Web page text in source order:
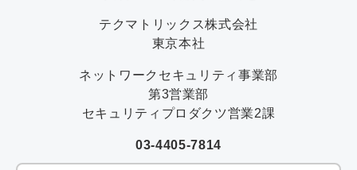
テクマトリックス株式会社
東京本社
ネットワークセキュリティ事業部
第3営業部
セキュリティプロダクツ営業2課
03-4405-7814